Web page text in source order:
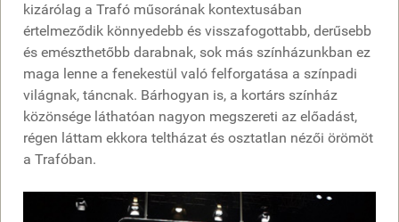
kizárólag a Trafó műsorának kontextusában
értelmeződik könnyedebb és visszafogottabb, derűsebb
és emészthetőbb darabnak, sok más színházunkban ez
maga lenne a fenekestül való felforgatása a színpadi
világnak, táncnak. Bárhogyan is, a kortárs színház
közönsége láthatóan nagyon megszereti az előadást,
régen láttam ekkora teltházat és osztatlan nézői örömöt
a Trafóban.